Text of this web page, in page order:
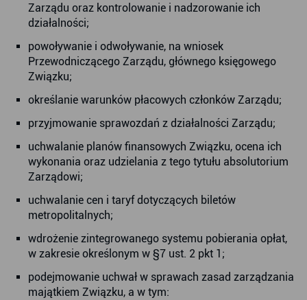
Zarządu oraz kontrolowanie i nadzorowanie ich
działalności;
powoływanie i odwoływanie, na wniosek
Przewodniczącego Zarządu, głównego księgowego
Związku;
określanie warunków płacowych członków Zarządu;
przyjmowanie sprawozdań z działalności Zarządu;
uchwalanie planów finansowych Związku, ocena ich
wykonania oraz udzielania z tego tytułu absolutorium
Zarządowi;
uchwalanie cen i taryf dotyczących biletów
metropolitalnych;
wdrożenie zintegrowanego systemu pobierania opłat,
w zakresie określonym w §7 ust. 2 pkt 1;
podejmowanie uchwał w sprawach zasad zarządzania
majątkiem Związku, a w tym: